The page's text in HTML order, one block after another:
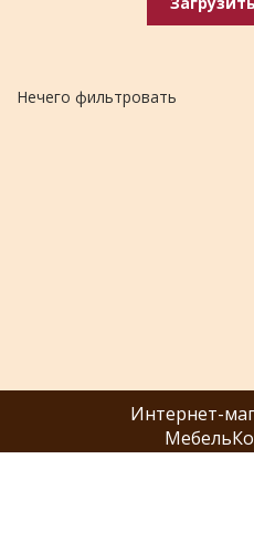
Нечего фильтровать
Интернет-